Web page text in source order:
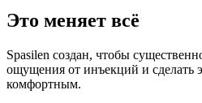
Это меняет всё
Spasilen создан, чтобы
ощущения от инъекций и сделать
комфортным.